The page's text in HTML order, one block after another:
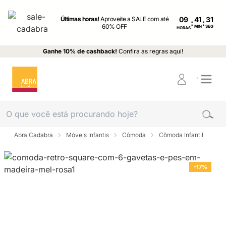
Últimas horas!Aproveite a SALE com até
60% OFF
09
HORAS: MIN : SEG
Ganhe 10% de cashback! Confira as regras aqui!
Abra Cadabra Móveis Infantis Cômoda Cômoda Infantil
-17%